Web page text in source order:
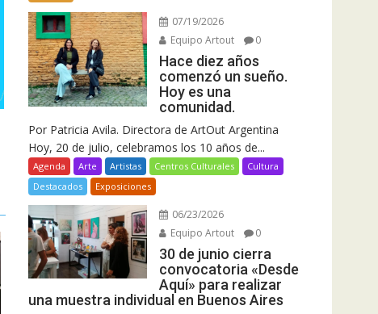
07/19/2026
Equipo Artout
0
Hace diez años
comenzó un sueño.
Hoy es una
comunidad.
Por Patricia Avila. Directora de ArtOut Argentina
Hoy, 20 de julio, celebramos los 10 años de...
Agenda Arte Artistas Centros Culturales
Cultura
Destacados
Exposiciones
06/23/2026
Equipo Artout
0
30 de junio cierra
convocatoria «Desde
Aquí» para realizar
una muestra individual en Buenos Aires